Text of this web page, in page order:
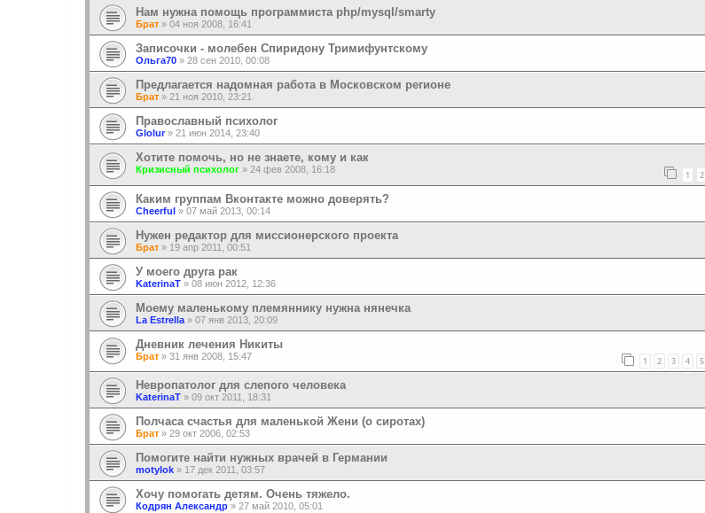
Нам нужна помощь программиста php/mysql/smarty
Брат » 04 ноя 2008, 16:41
Записочки - молебен Спиридону Тримифунтскому
Ольга70 » 28 сен 2010, 00:08
Предлагается надомная работа в Московском регионе
Брат » 21 ноя 2010, 23:21
Православный психолог
Glolur» 21 июн 2014, 23:40
Хотите помочь, но не знаете, кому и как
Кризисный психолог » 24 фев 2008, 16:18 1 2
Каким группам Вконтакте можно доверять?
Cheerful » 07 май 2013, 00:14
Нужен редактор для миссионерского проекта
Брат » 19 апр 2011, 00:51
У моего друга рак
KaterinaT » 08 июн 2012, 12:36
Моему маленькому племяннику нужна нянечка
La Estrella » 07 янв 2013, 20:09
Дневник лечения Никиты
Брат » 31 янв 2008, 15:47 1 2 3 4 5
Невропатолог для слепого человека
KaterinaT » 09 окт 2011, 18:31
Полчаса счастья для маленькой Жени (о сиротах)
Брат » 29 окт 2006, 02:53
Помогите найти нужных врачей в Германии
motylok » 17 дек 2011, 03:57
Хочу помогать детям. Очень тяжело.
Кодрян Александр » 27 май 2010, 05:01